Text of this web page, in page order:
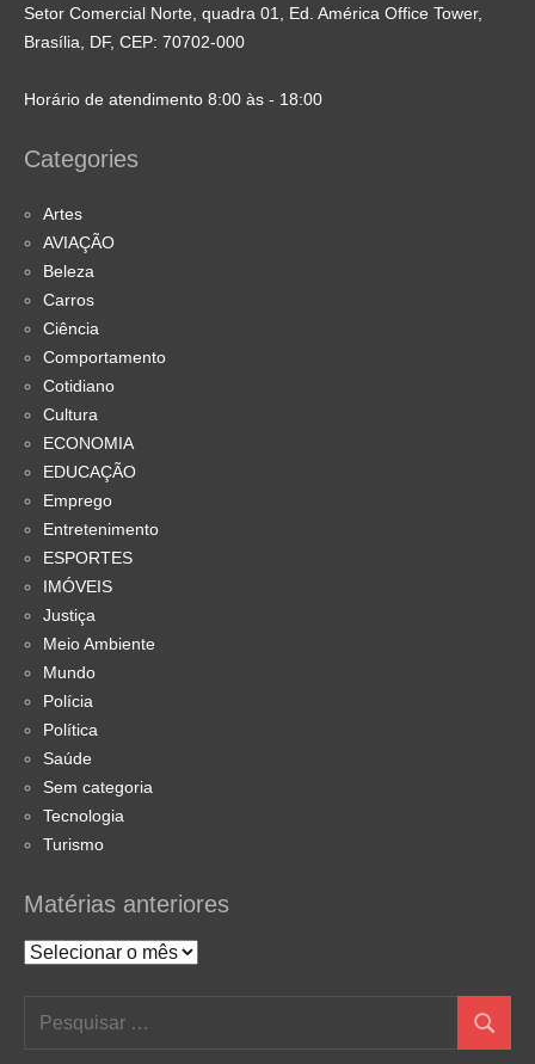
Setor Comercial Norte, quadra 01, Ed. América Office Tower,
Brasília, DF, CEP: 70702-000
Horário de atendimento 8:00 às - 18:00
Categories
Artes
AVIAÇÃO
Beleza
Carros
Ciência
Comportamento
Cotidiano
Cultura
ECONOMIA
EDUCAÇÃO
Emprego
Entretenimento
ESPORTES
IMÓVEIS
Justiça
Meio Ambiente
Mundo
Polícia
Política
Saúde
Sem categoria
Tecnologia
Turismo
Matérias anteriores
Matérias